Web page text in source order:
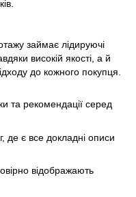
займає лідируючі
високій якості, а й
до кожного покупця.
та рекомендації серед
де є все докладні описи
відображають